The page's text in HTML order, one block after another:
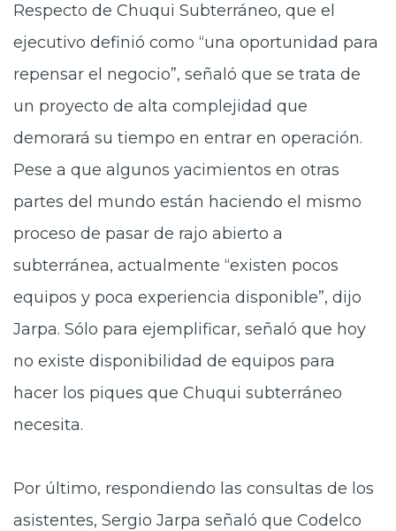
Respecto de Chuqui Subterráneo, que el
ejecutivo definió como “una oportunidad para
repensar el negocio”, señaló que se trata de
un proyecto de alta complejidad que
demorará su tiempo en entrar en operación.
Pese a que algunos yacimientos en otras
partes del mundo están haciendo el mismo
proceso de pasar de rajo abierto a
subterránea, actualmente “existen pocos
equipos y poca experiencia disponible”, dijo
Jarpa. Sólo para ejemplificar, señaló que hoy
no existe disponibilidad de equipos para
hacer los piques que Chuqui subterráneo
necesita.
Por último, respondiendo las consultas de los
asistentes, Sergio Jarpa señaló que Codelco